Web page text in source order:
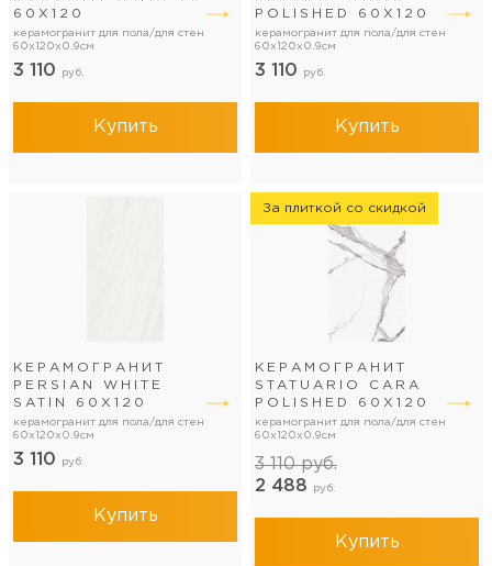
60Х120
керамогранит для пола/для стен
60x120x0.9см
3 110 руб.
Купить
POLISHED 60Х120
керамогранит для пола/для стен
60x120x0.9см
3 110 руб.
Купить
КЕРАМОГРАНИТ
PERSIAN WHITE
SATIN 60Х120
керамогранит для пола/для стен
60x120x0.9см
3 110 руб.
Купить
За плиткой со скидкой
КЕРАМОГРАНИТ
STATUARIO CARA
POLISHED 60Х120
керамогранит для пола/для стен
60x120x0.9см
3 110руб.
2 488
руб.
Купить